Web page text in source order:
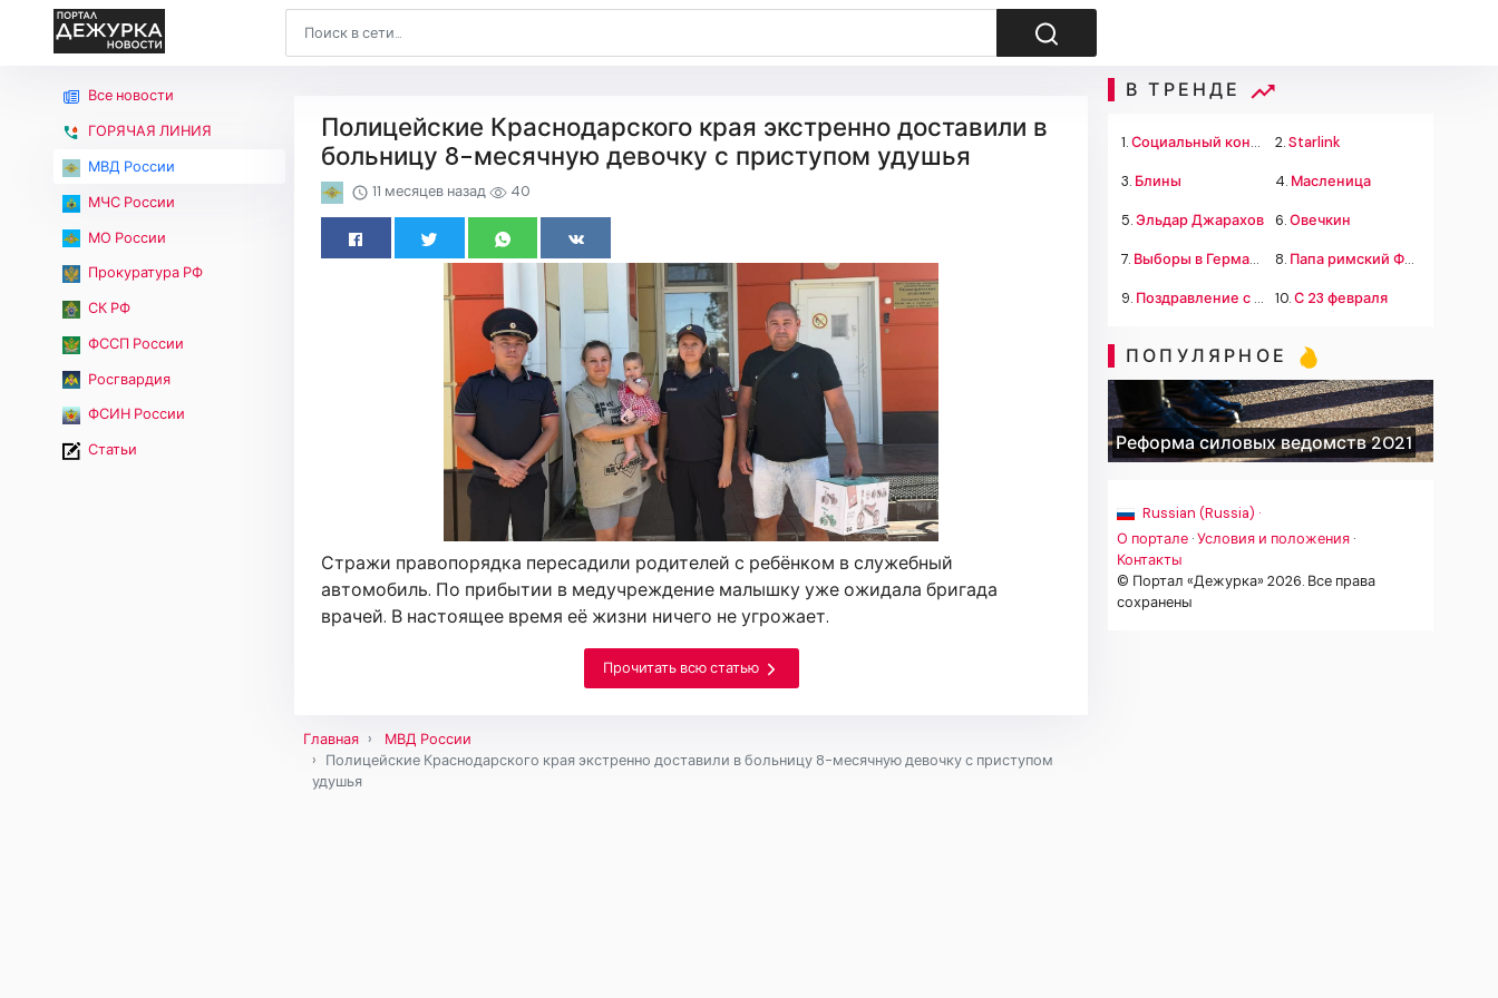
Все новости
ГОРЯЧАЯ ЛИНИЯ
МВД России
МЧС России
МО России
Прокуратура РФ
СК РФ
ФССП России
Росгвардия
ФСИН России
Статьи
Полицейские Краснодарского края экстренно доставили в
больницу 8-месячную девочку с приступом удушья
11 месяцев назад 40
Стражи правопорядка пересадили родителей с ребёнком в служебный
автомобиль. По прибытии в медучреждение малышку уже ожидала бригада
врачей. В настоящее время её жизни ничего не угрожает.
Прочитать всю статью
Главная
МВД России
Полицейские Краснодарского края экстренно доставили в больницу 8-месячную девочку с приступом
удушья
В ТРЕНДЕ
1.Социальный контракт 2.Starlink
3. Блины 4. Масленица
5.Эльдар Джарахов 6.Овечкин
7. Выборы в Германии 8. Папа римский Франциск
9. Поздравление с 23 февраля 10.С 23 февраля
ПОПУЛЯРНОЕ
Реформа силовых ведомств 2021
Russian (Russia) ·
О портале ·Условия и положения ·
Контакты
© Портал «Дежурка» 2026. Все права
сохранены